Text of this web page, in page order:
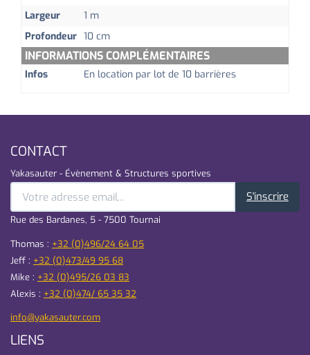
Largeur
1 m
Profondeur 10 cm
INFORMATIONS COMPLÉMENTAIRES
Infos En location par lot de 10 barrières
CONTACT
Yakasauter - Évènement & Structures sportives
S'inscrire
Rue des Bardanes, 5 - 7500 Tournai
Thomas : +32 (0)496/24 64 05
Jeff : +32 (0)473/49 95 68
Mike : +32 (0)495/26 03 83
Alexis : +32 (0)474/ 65 35 32
info@yakasauter.com
LIENS